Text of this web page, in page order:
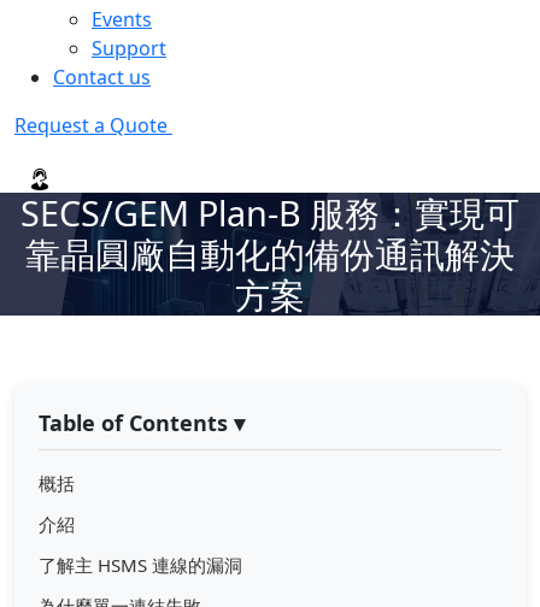
Events
Support
Contact us
Request a Quote
SECS/GEM Plan-B 服務：實現可
靠晶圓廠自動化的備份通訊解決
方案
Table of Contents ▾
概括
介紹
了解主 HSMS 連線的漏洞